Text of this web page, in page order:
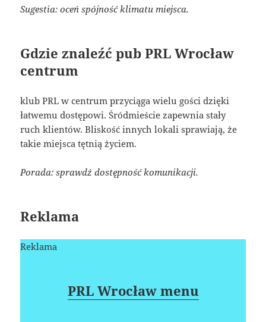
Sugestia: oceń spójność klimatu miejsca.
Gdzie znaleźć pub PRL Wrocław
centrum
klub PRL w centrum przyciąga wielu gości dzięki
łatwemu dostępowi. Śródmieście zapewnia stały
ruch klientów. Bliskość innych lokali sprawiają, że
takie miejsca tętnią życiem.
Porada: sprawdź dostępność komunikacji.
Reklama
Reklama
PRL Wrocław menu